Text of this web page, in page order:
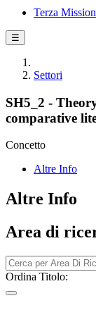
Terza
☰
Settori
SH5_2 -
comparative
Concetto
Altre Info
Altre Info
Area di
Ordina Titolo: